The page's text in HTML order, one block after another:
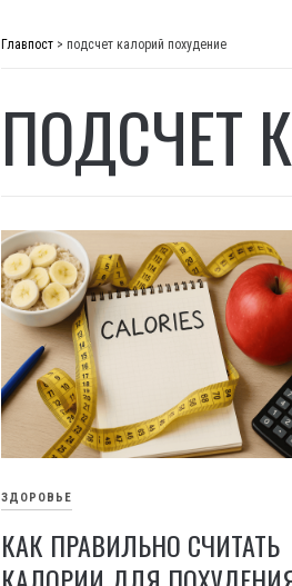
Главпост > подсчет калорий похудение
ПОДСЧЕТ
ЗДОРОВЬЕ
КАК ПРАВИЛЬНО СЧИТАТЬ